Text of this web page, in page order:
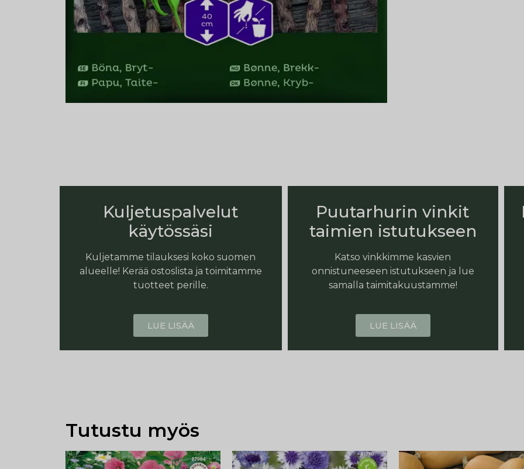
Kuljetuspalvelut
käytössäsi
Kuljetamme tilauksesi koko suomen
alueelle! Kerää ostoslista ja toimitamme
tuotteet perille.
LUE LISÄÄ
Puutarhurin vinkit
taimien istutukseen
Katso vinkkimme kasvien
onnistuneeseen istutukseen ja lue
samalla taimitakuustamme!
LUE LISÄÄ
Tutustu myös